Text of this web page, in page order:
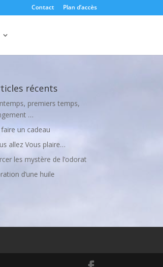
Contact Plan d’accès
récents
premiers temps,
…
faire un cadeau
allez Vous plaire…
les mystère de l’odorat
d’une huile